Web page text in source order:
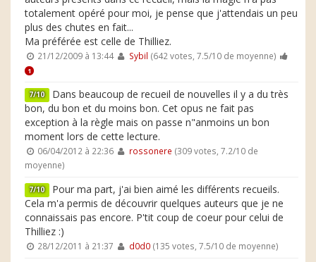
totalement opéré pour moi, je pense que j'attendais un peu
plus des chutes en fait...
Ma préférée est celle de Thilliez.
21/12/2009 à 13:44 Sybil (642 votes, 7.5/10 de moyenne)
1
7/10 Dans beaucoup de recueil de nouvelles il y a du très
bon, du bon et du moins bon. Cet opus ne fait pas
exception à la règle mais on passe n"anmoins un bon
moment lors de cette lecture.
06/04/2012 à 22:36 rossonere (309 votes, 7.2/10 de
moyenne)
7/10 Pour ma part, j'ai bien aimé les différents recueils.
Cela m'a permis de découvrir quelques auteurs que je ne
connaissais pas encore. P'tit coup de coeur pour celui de
Thilliez :)
28/12/2011 à 21:37 d0d0(135 votes, 7.5/10 de moyenne)